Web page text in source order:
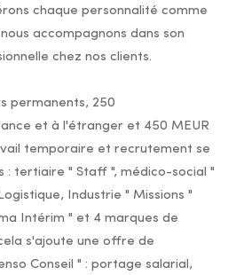
chaque personnalité comme
accompagnons dans son
chez nos clients.
permanents, 250
et à l'étranger et 450 MEUR
temporaire et recrutement se
: tertiaire " Staff ", médico-social "
Industrie " Missions "
Intérim " et 4 marques de
s'ajoute une offre de
Conseil " : portage salarial,